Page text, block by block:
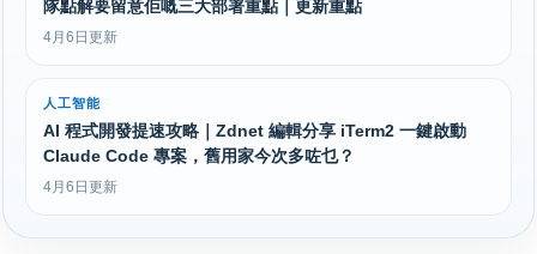
隊點解要留意佢嘅三大部署重點｜更新重點
4月6日更新
人工智能
AI 程式開發提速攻略｜Zdnet 編輯分享 iTerm2 一鍵啟動
Claude Code 專案，舊用家今次多咗乜？
4月6日更新